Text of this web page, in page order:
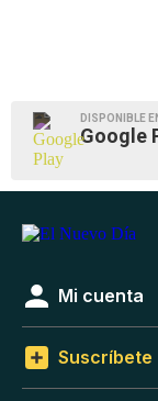
DISPONIBLE
Google
Mi cuenta
Suscríbete